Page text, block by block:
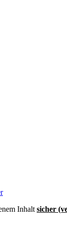
Inhalt sicher